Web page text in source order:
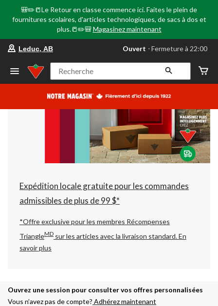
🎒✏️📒Le Retour en classe commence ici. Faites le plein de
fournitures scolaires, d'articles technologiques, de sacs à dos et
plus.📒✏️🎒 Magasinez maintenant
votre
préféré
Leduc,
AB,
courament
Fermeture
à
22:00
cliquer
pour
changer
Leduc, AB Ouvert ⋅ Fermeture à 22:00
Recherche
Expédition locale gratuite pour les commandes
admissibles de plus de 99 $*
*Offre exclusive pour les membres Récompenses
TriangleMD sur les articles avec la livraison standard.En
savoir plus
Ouvrez une session pour consulter vos offres personnalisées
Vous n’avez pas de compte? Adhérez maintenant